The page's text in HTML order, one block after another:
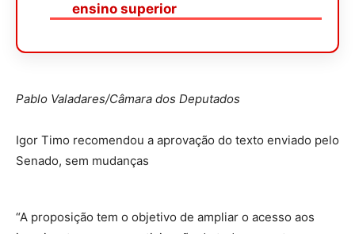
ensino superior
Pablo Valadares/Câmara dos Deputados
Igor Timo recomendou a aprovação do texto enviado pelo
Senado, sem mudanças
“A proposição tem o objetivo de ampliar o acesso aos